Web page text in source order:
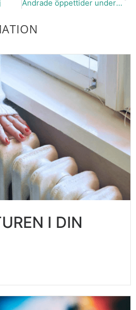
Ändrade öppettider under midsommar
I DIN